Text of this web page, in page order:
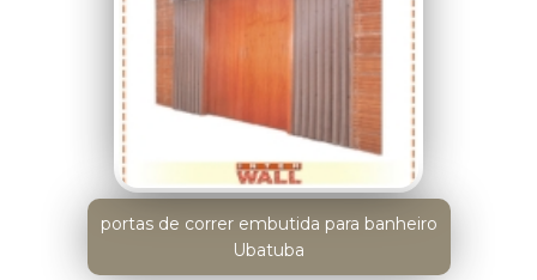
portas de correr embutida para banheiro
Ubatuba